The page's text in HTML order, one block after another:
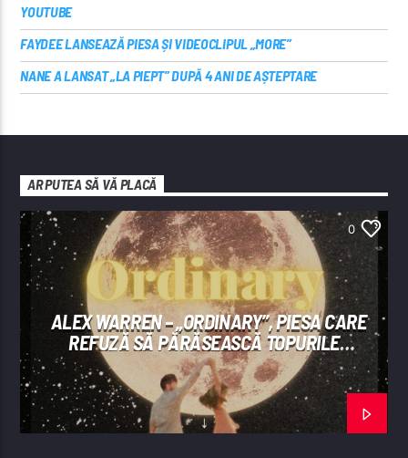
YOUTUBE
FAYDEE LANSEAZĂ PIESA ȘI VIDEOCLIPUL „MORE”
NANE A LANSAT „LA PIEPT” DUPĂ 4 ANI DE AȘTEPTARE
AR PUTEA SĂ VĂ PLACĂ
0
ALEX WARREN – „ORDINARY”, PIESA CARE
REFUZĂ SĂ PĂRĂSEASCĂ TOPURILE
INTERNAȚIONALE